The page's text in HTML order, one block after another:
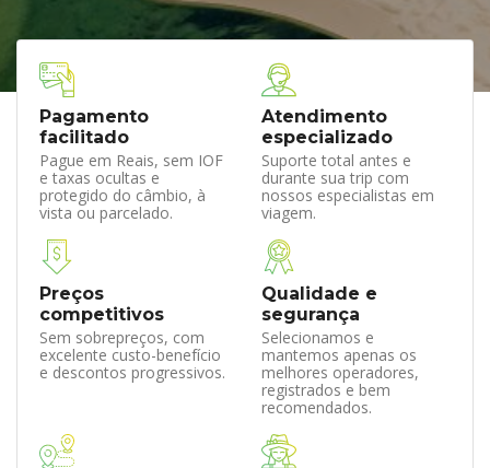
Pagamento
facilitado
Pague em Reais, sem IOF
e taxas ocultas e
protegido do câmbio, à
vista ou parcelado.
Atendimento
especializado
Suporte total antes e
durante sua trip com
nossos especialistas em
viagem.
Preços
competitivos
Sem sobrepreços, com
excelente custo-benefício
e descontos progressivos.
Qualidade e
segurança
Selecionamos e
mantemos apenas os
melhores operadores,
registrados e bem
recomendados.